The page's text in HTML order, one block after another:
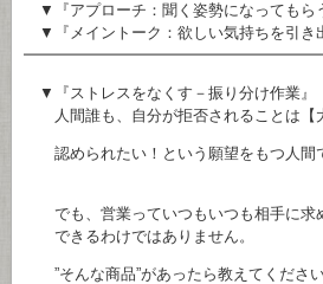
▼『アプローチ：聞く姿勢になってもら
▼『メイントーク：欲しい気持ちを引き
▼『ストレスをなくす－振り分け作業』
人間誰も、自分が拒否されることは【
認められたい！という願望をもつ人間
でも、営業っていつもいつも相手に求
できるわけではありません。
”そんな商品”があったら教えてくださ